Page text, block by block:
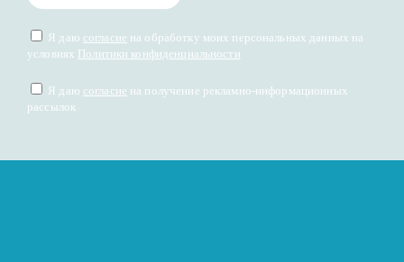
Я даю согласие на обработку моих персональных данных на
условиях Политики конфиденциальности
Я даю согласие на получение рекламно-информационных
рассылок